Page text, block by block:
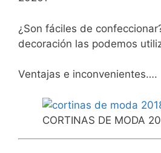
¿Son fáciles de
decoración las podemos
Ventajas e inconvenientes….
CORTINAS DE MODA